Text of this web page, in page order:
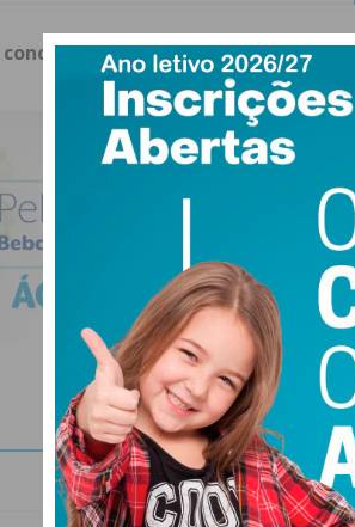
concordo com ostermos e condições